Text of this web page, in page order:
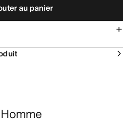
au panier